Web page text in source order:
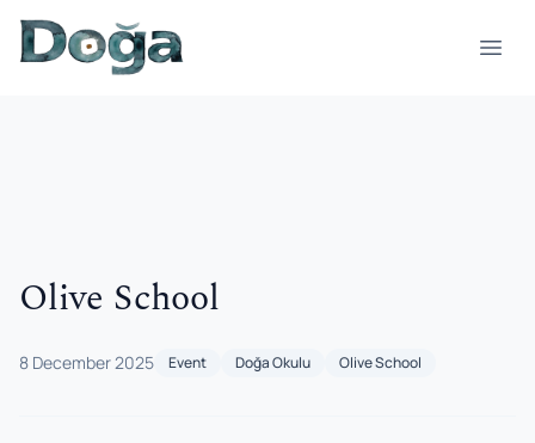
Skip to content
Olive School
8 December 2025 Event Doğa Okulu Olive School